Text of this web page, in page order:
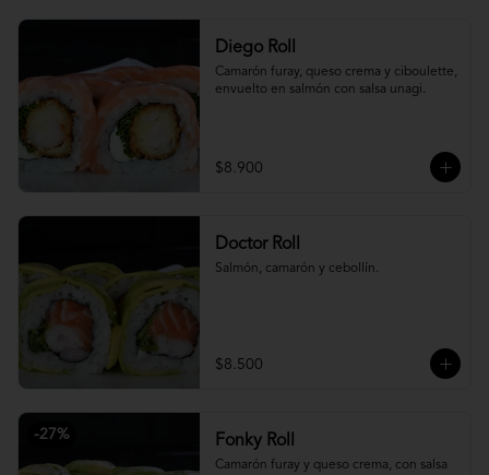
Diego Roll
Camarón furay, queso crema y ciboulette,
envuelto en salmón con salsa unagi.
$8.900
Doctor Roll
Salmón, camarón y cebollín.
$8.500
-27% Fonky Roll
Camarón furay y queso crema, con salsa